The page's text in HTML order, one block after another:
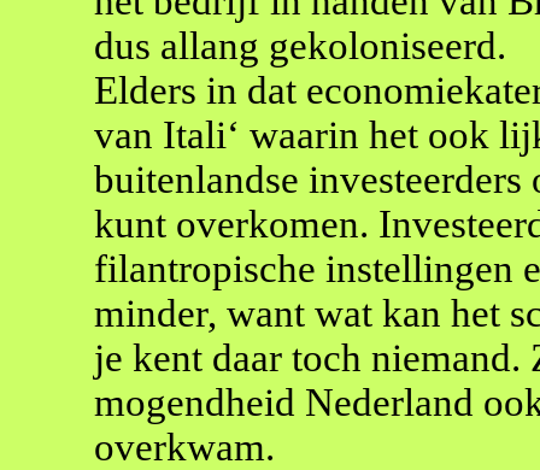
dus allang gekoloniseerd.
Elders in dat
van Itali‘ waarin het ook
buitenlandse
kunt overkomen.
filantropische instellingen
minder, want wat kan het
je kent daar toch
mogendheid Nederland
overkwam.